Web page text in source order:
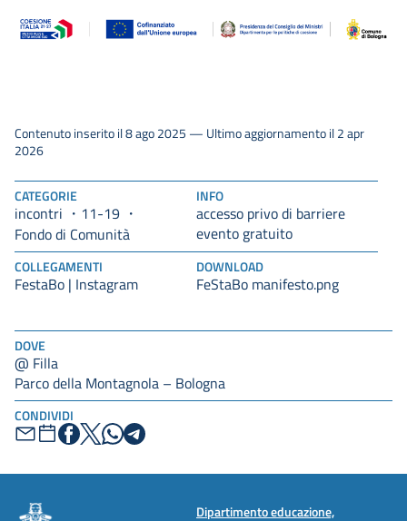
DOVE
@ Filla
Parco della Montagnola – Bologna
CONDIVIDI
CATEGORIE
incontri
11-19
Fondo di Comunità
INFO
accesso privo di barriere
evento gratuito
COLLEGAMENTI
FestaBo | Instagram
DOWNLOAD
FeStaBo manifesto.png
Contenuto inserito il 8 ago 2025 — Ultimo aggiornamento il 2 apr
2026
Dipartimento educazione,